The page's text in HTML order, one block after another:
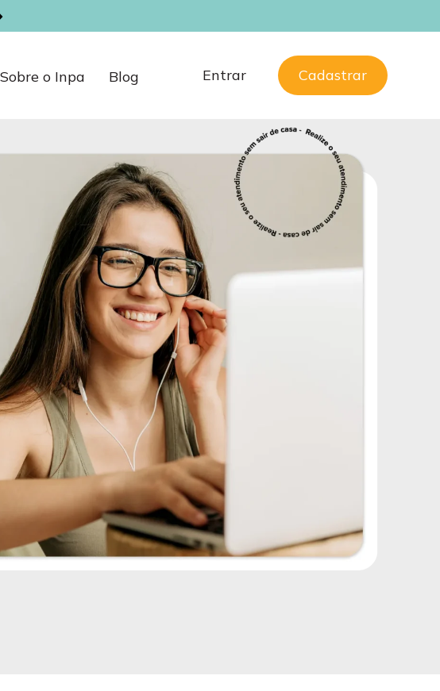
em Brasília
Sobre o Inpa Blog Entrar Cadastrar